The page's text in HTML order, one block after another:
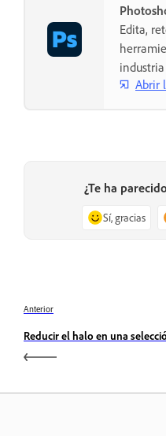
Edita,
Abrir
¿Te ha
Sí, gracias
Anterior
Reducir el halo en una